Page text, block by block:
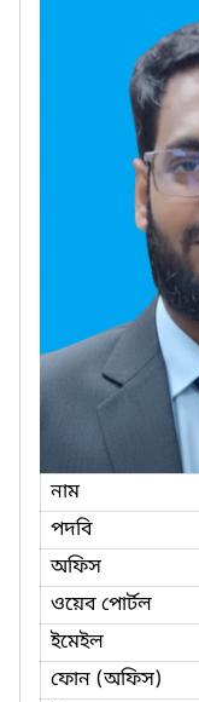
নাম
পদবি
অফিস
ওয়েব পোর্টল
ইমেইল
ফোন (অফিস)